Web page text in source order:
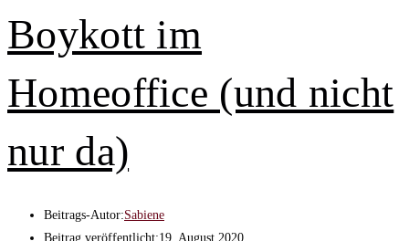
Boykott im
Homeoffice (und nicht
nur da)
Beitrags-Autor:Sabiene
Beitrag veröffentlicht:19. August 2020